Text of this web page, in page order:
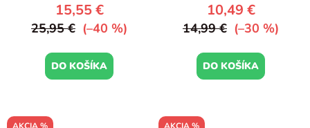
15,55 €
25,95 € (–40 %)
DO KOŠÍKA
10,49 €
14,99 € (–30 %)
DO KOŠÍKA